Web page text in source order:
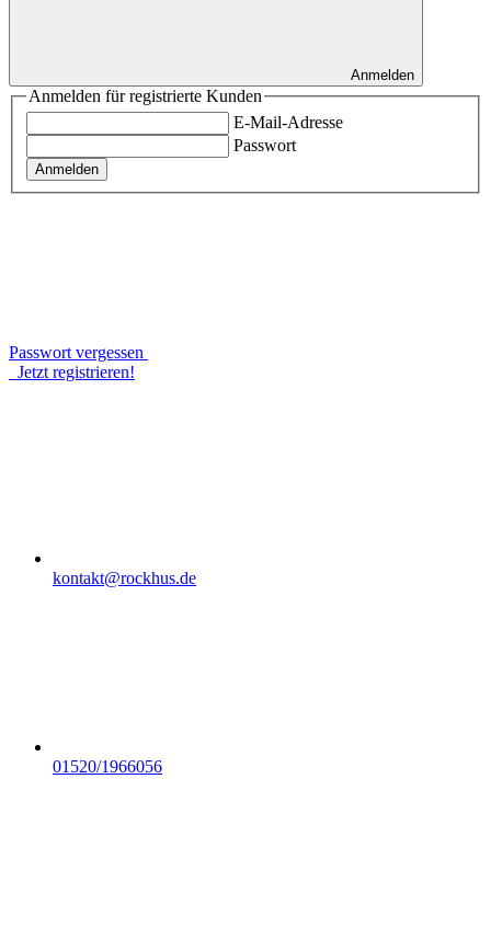
Anmelden
Anmelden für registrierte Kunden
E-Mail-Adresse
Passwort
Anmelden
Passwort vergessen
Jetzt registrieren!
kontakt@rockhus.de
01520/1966056